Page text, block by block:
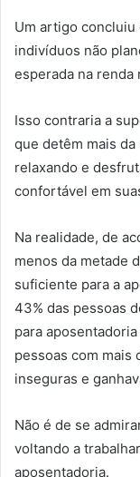
Um artigo concluiu
indivíduos não
esperada na renda
Isso contraria a
que detêm mais
relaxando e
confortável em
Na realidade, de
menos da metade
suficiente para a
43% das pessoas
para
pessoas com mais
inseguras e
Não é de se
voltando a
aposentadoria.